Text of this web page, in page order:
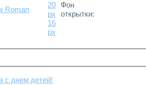
Roman
20
px
Фон
открытки:
16
px